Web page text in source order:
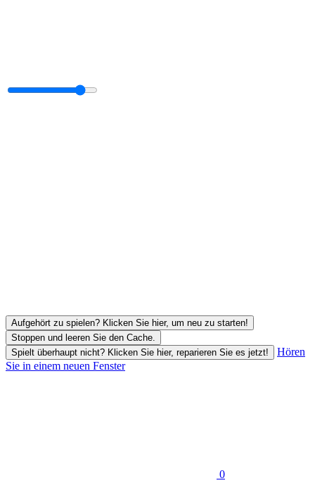
Aufgehört zu spielen? Klicken Sie hier, um neu zu starten!
Stoppen und leeren Sie den Cache.
Spielt überhaupt nicht? Klicken Sie hier, reparieren Sie es jetzt!
Hören
Sie in einem neuen Fenster
0